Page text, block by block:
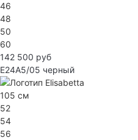
46
48
50
60
142 500 руб
E24A5/05 черный
105 см
52
54
56